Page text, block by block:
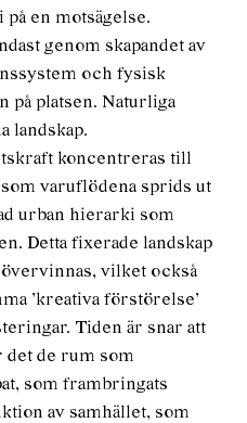
en motsägelse.
genom skapandet av
och fysisk
på platsen. Naturliga
landskap.
koncentreras till
varuflödena sprids ut
urban hierarki som
Detta fixerade landskap
vilket också
’kreativa förstörelse’
Tiden är snar att
de rum som
som frambringats
av samhället, som